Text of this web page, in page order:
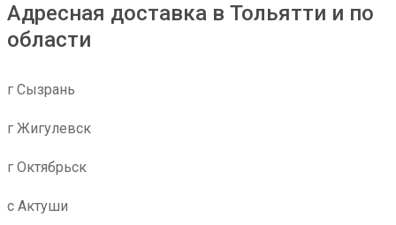
Адресная доставка в Тольятти и по
области
г Сызрань
г Жигулевск
г Октябрьск
с Актуши